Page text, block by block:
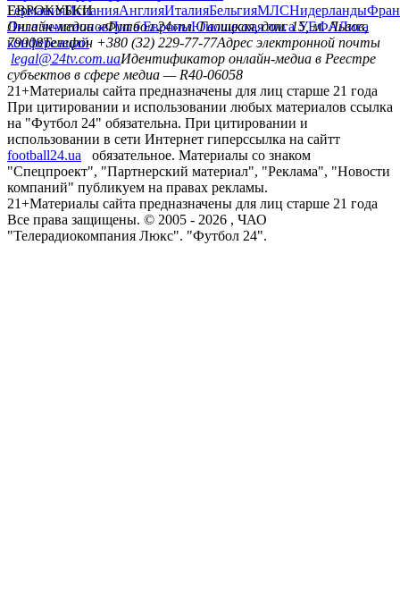
ГерманияИспанияАнглияИталияБельгияМЛСНидерланды
ЕВРОКУБКИ
Лига чемпионовЛига ЕвропыЮношеская лига УЕФАЛига
конференций
Онлайн-медиа «Футбол 24»пл. Галицкая, дом. 15, м. Львов,
79008Телефон +380 (32) 229-77-77Адрес электронной почты
legal@24tv.com.uaИдентификатор онлайн-медиа в Реестре
субъектов в сфере медиа — R40-06058
21+Материалы сайта предназначены для лиц старше 21 года
При цитировании и использовании любых материалов ссылка
на "Футбол 24" обязательна. При цитировании и
использовании в сети Интернет гиперссылка на сайтт
football24.ua
обязательное. Материалы со знаком
"Спецпроект", "Партнерский материал", "Реклама", "Новости
компаний" публикуем на правах рекламы.
21+Материалы сайта предназначены для лиц старше 21 года
Все права защищены. © 2005 - 2026 , ЧАО
"Телерадиокомпания Люкс". "Футбол 24".